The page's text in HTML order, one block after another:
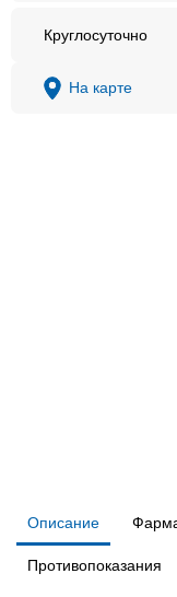
Круглосуточно
На карте
Описание
Противопоказания